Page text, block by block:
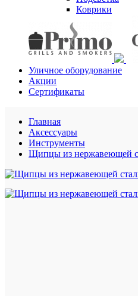
Коврики
Уличное оборудование
Акции
Сертификаты
Главная
Аксессуары
Инструменты
Щипцы из нержавеющей